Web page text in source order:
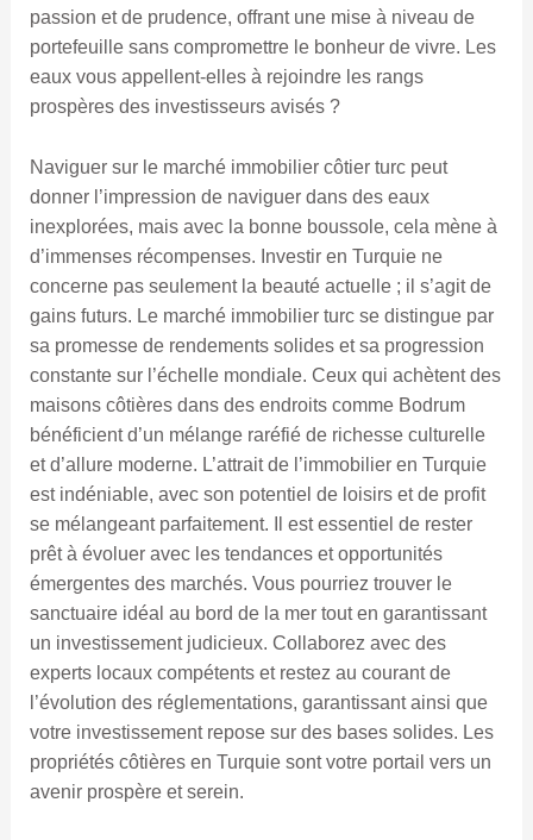
passion et de prudence, offrant une mise à niveau de
portefeuille sans compromettre le bonheur de vivre. Les
eaux vous appellent-elles à rejoindre les rangs
prospères des investisseurs avisés ?
Naviguer sur le marché immobilier côtier turc peut
donner l’impression de naviguer dans des eaux
inexplorées, mais avec la bonne boussole, cela mène à
d’immenses récompenses. Investir en Turquie ne
concerne pas seulement la beauté actuelle ; il s’agit de
gains futurs. Le marché immobilier turc se distingue par
sa promesse de rendements solides et sa progression
constante sur l’échelle mondiale. Ceux qui achètent des
maisons côtières dans des endroits comme Bodrum
bénéficient d’un mélange raréfié de richesse culturelle
et d’allure moderne. L’attrait de l’immobilier en Turquie
est indéniable, avec son potentiel de loisirs et de profit
se mélangeant parfaitement. Il est essentiel de rester
prêt à évoluer avec les tendances et opportunités
émergentes des marchés. Vous pourriez trouver le
sanctuaire idéal au bord de la mer tout en garantissant
un investissement judicieux. Collaborez avec des
experts locaux compétents et restez au courant de
l’évolution des réglementations, garantissant ainsi que
votre investissement repose sur des bases solides. Les
propriétés côtières en Turquie sont votre portail vers un
avenir prospère et serein.